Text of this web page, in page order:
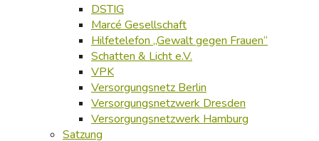
DSTIG
Marcé Gesellschaft
Hilfetelefon „Gewalt gegen Frauen“
Schatten & Licht e.V.
VPK
Versorgungsnetz Berlin
Versorgungsnetzwerk Dresden
Versorgungsnetzwerk Hamburg
Satzung